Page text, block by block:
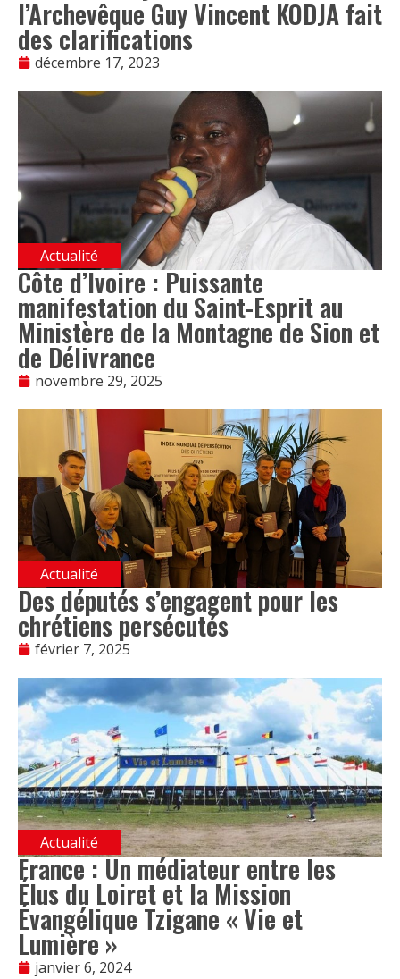
l’Archevêque Guy Vincent KODJA fait
des clarifications
décembre 17, 2023
Actualité
Côte d’Ivoire : Puissante
manifestation du Saint-Esprit au
Ministère de la Montagne de Sion et
de Délivrance
novembre 29, 2025
Actualité
Des députés s’engagent pour les
chrétiens persécutés
février 7, 2025
Actualité
France : Un médiateur entre les
Élus du Loiret et la Mission
Évangélique Tzigane « Vie et
Lumière »
janvier 6, 2024